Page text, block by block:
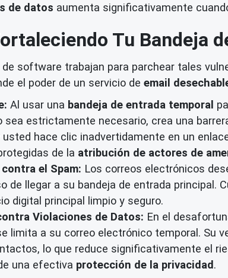
de datos aumenta significativamente
Tu Bandeja
software trabajan para parchear tales
el poder de un servicio de email
Al usar una bandeja de entrada temporal
sea estrictamente necesario, crea una
hace clic inadvertidamente en un
de la atribución de actores de
el Spam: Los correos electrónicos
de llegar a su bandeja de entrada principal.
digital principal limpio y seguro.
Violaciones de Datos: En el
limita a su correo electrónico temporal. Su
lo que reduce significativamente el
una efectiva protección de la privacidad.